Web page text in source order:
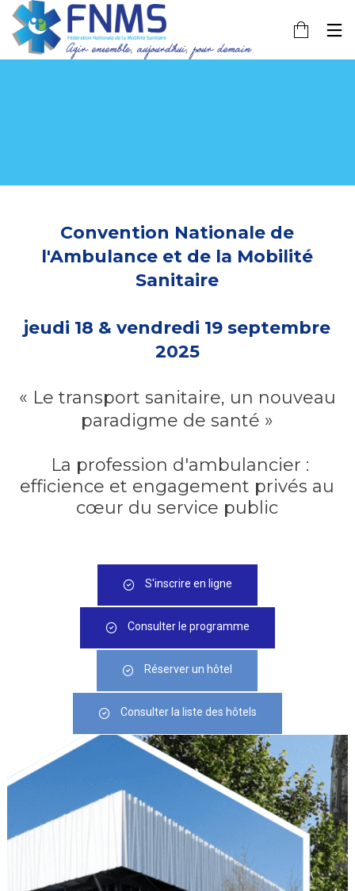
Convention Nationale de
l'Ambulance et de la Mobilité
Sanitaire
jeudi 18 & vendredi 19 septembre
2025
« Le transport sanitaire, un nouveau
paradigme de santé »
La profession d'ambulancier :
efficience et engagement privés au
cœur du service public
S'inscrire en ligne
Consulter le programme
Réserver un hôtel
Consulter la liste des hôtels